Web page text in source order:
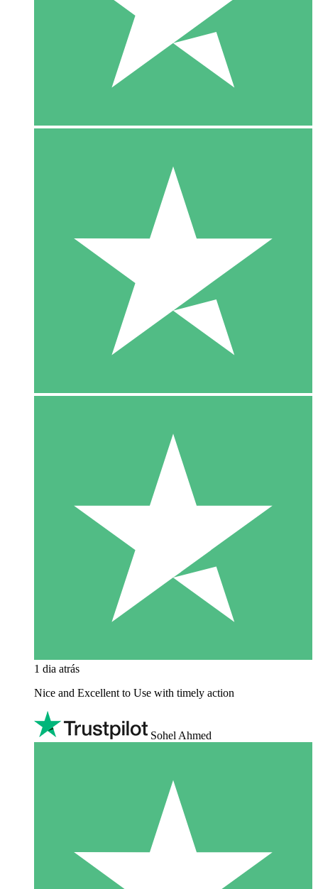
1 dia atrás
Nice and Excellent to Use with timely action
Sohel Ahmed